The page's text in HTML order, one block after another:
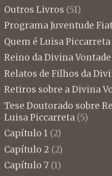
Outros Livros (51)
Programa Juventude
Quem é Luisa Piccarreta
Reino da Divina Vontade
Relatos de Filhos da
Retiros sobre a Divina
Tese Doutorado sobre
Luisa Piccarreta(5)
Capítulo 1 (2)
Capítulo 2 (2)
Capítulo 7 (1)